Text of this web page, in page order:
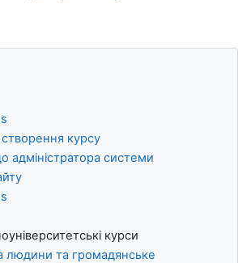
курсу
адміністратора системи
курси
людини та громадянське